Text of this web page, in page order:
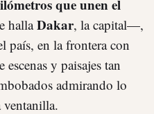
que unen el
hallaDakar, la capital—,
país, en la frontera con
escenas y paisajes tan
admirando lo
ventanilla.